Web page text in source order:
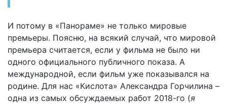
И потому в «Панораме» не только мировые
премьеры. Поясню, на всякий случай, что мировой
премьера считается, если у фильма не было ни
одного официального публичного показа. А
международной, если фильм уже показывался на
родине. Для нас «Кислота» Александра Горчилина –
одна из самых обсуждаемых работ 2018-го (я